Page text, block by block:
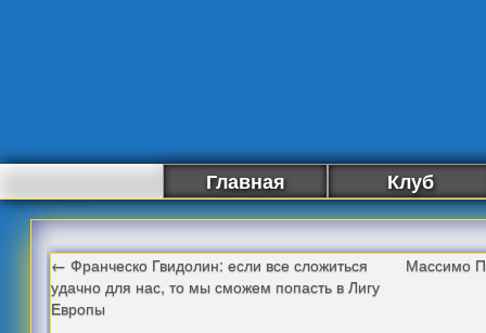
Главная Клуб
← Франческо Гвидолин: если все сложиться
удачно для нас, то мы сможем попасть в Лигу
Европы
Массимо